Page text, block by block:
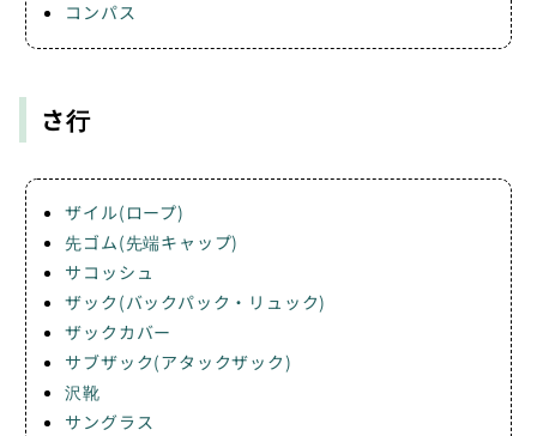
コンパス
さ行
ザイル(ロープ)
先ゴム(先端キャップ)
サコッシュ
ザック(バックパック・リュック)
ザックカバー
サブザック(アタックザック)
沢靴
サングラス